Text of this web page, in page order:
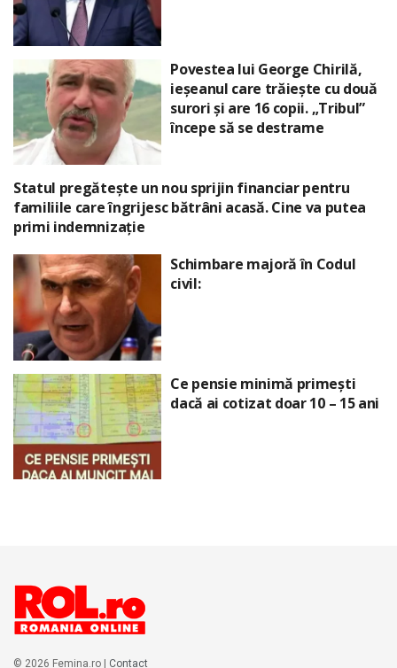
Povestea lui George Chirilă,
ieșeanul care trăiește cu două
surori și are 16 copii. „Tribul”
începe să se destrame
Statul pregătește un nou sprijin financiar pentru
familiile care îngrijesc bătrâni acasă. Cine va putea
primi indemnizație
Schimbare majoră în Codul
civil:
Ce pensie minimă primești
dacă ai cotizat doar 10 – 15 ani
© 2026 Femina.ro | Contact